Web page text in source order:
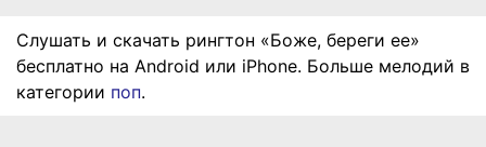
Слушать и скачать рингтон «Боже, береги ее»
бесплатно на Android или iPhone. Больше мелодий в
категории поп.